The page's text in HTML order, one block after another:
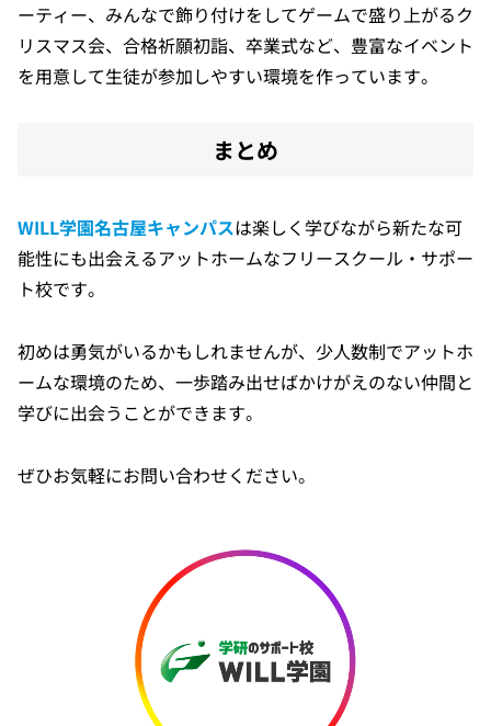
ーティー、みんなで飾り付けをしてゲームで盛り上がるク
リスマス会、合格祈願初詣、卒業式など、豊富なイベント
を用意して生徒が参加しやすい環境を作っています。
まとめ
WILL学園名古屋キャンパスは楽しく学びながら新たな可
能性にも出会えるアットホームなフリースクール・サポー
ト校です。
初めは勇気がいるかもしれませんが、少人数制でアットホ
ームな環境のため、一歩踏み出せばかけがえのない仲間と
学びに出会うことができます。
ぜひお気軽にお問い合わせください。